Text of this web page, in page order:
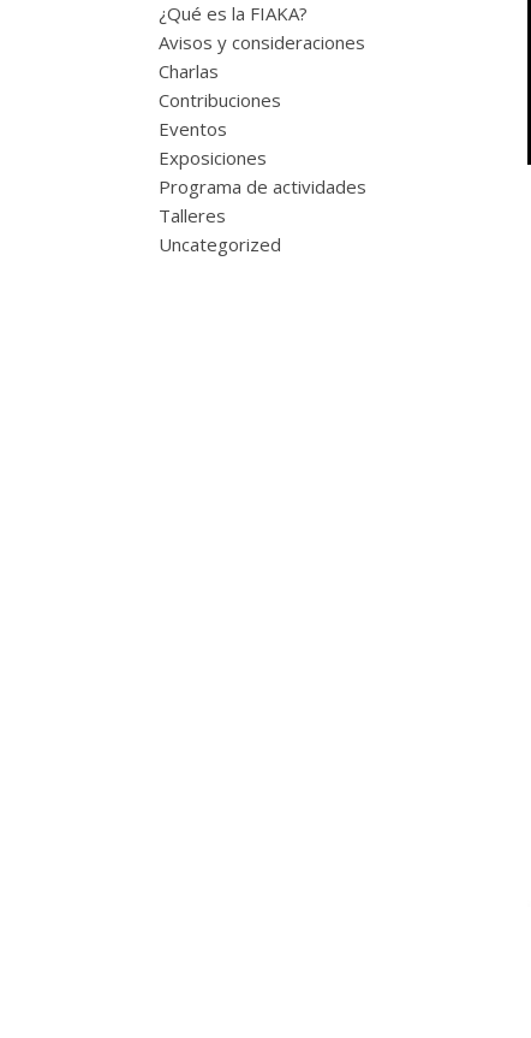
¿Qué es la FIAKA?
Avisos y consideraciones
Charlas
Contribuciones
Eventos
Exposiciones
Programa de actividades
Talleres
Uncategorized